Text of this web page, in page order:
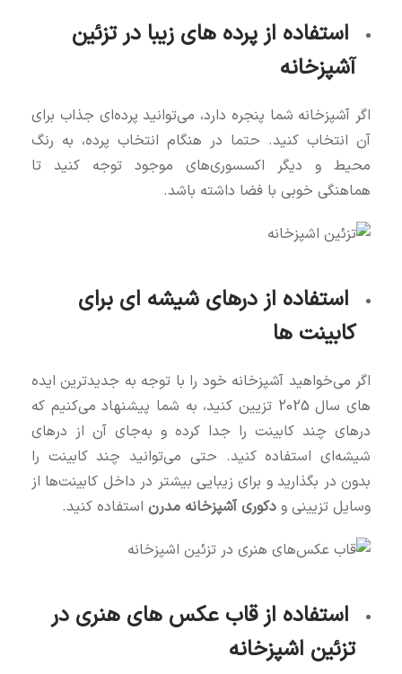
استفاده از پرده‌ های زیبا در تزئین
آشپزخانه
اگر آشپزخانه شما پنجره‌ دارد، می‌توانید پرده‌ای جذاب برای
آن انتخاب کنید. حتما در هنگام انتخاب پرده، به رنگ
محیط و دیگر اکسسوری‌های موجود توجه کنید تا
هماهنگی خوبی با فضا داشته باشد.
استفاده از درهای شیشه‌ ای برای
کابینت‌ ها
اگر می‌خواهید آشپزخانه خود را با توجه به جدیدترین ایده‌
های سال 2025 تزیین کنید، به شما پیشنهاد می‌کنیم که
درهای چند کابینت را جدا کرده و به‌جای آن از درهای
شیشه‌ای استفاده کنید. حتی می‌توانید چند کابینت را
بدون در بگذارید و برای زیبایی بیشتر در داخل کابینت‌ها از
وسایل تزیینی و دکوری آشپزخانه مدرن استفاده کنید.
استفاده از قاب عکس‌ های هنری در
تزئین اشپزخانه